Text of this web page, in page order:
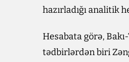
hazırladığı analitik
Hesabata görə,
tədbirlərdən biri